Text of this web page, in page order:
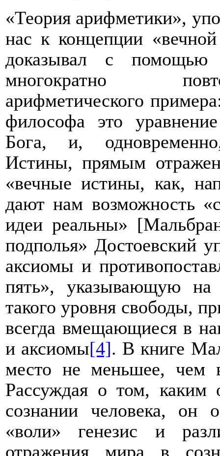
«Теория арифметики»,
нас к концепции
доказывал с
многократно
арифметического
философа это
Бога, и,
Истины, прямым
«вечные истины, как,
дают нам возможность
идеи реальны» [
подполья» Достоевский
аксиомы и
пять», указывающую на
такого уровня свободы,
всегда вмещающиеся в
и аксиомы[4]. В книге
место не меньшее, чем в
Рассуждая о том, каким
сознании человека, он
«воли» генезис и
отражения мира в